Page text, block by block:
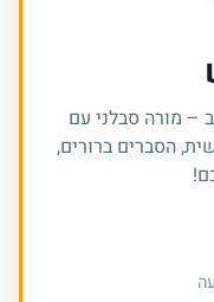
– מורה סבלני עם
גישה אישית, הסברים ברורים,